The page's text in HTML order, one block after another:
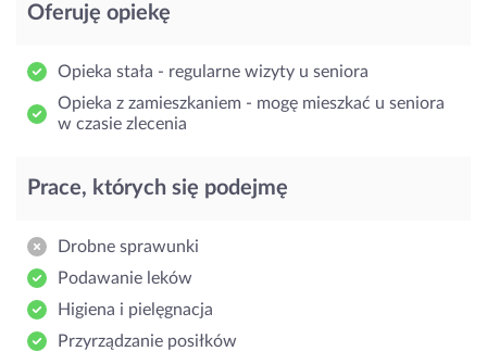
Oferuję opiekę
Opieka stała - regularne wizyty u seniora
Opieka z zamieszkaniem - mogę mieszkać u seniora
w czasie zlecenia
Prace, których się podejmę
Drobne sprawunki
Podawanie leków
Higiena i pielęgnacja
Przyrządzanie posiłków